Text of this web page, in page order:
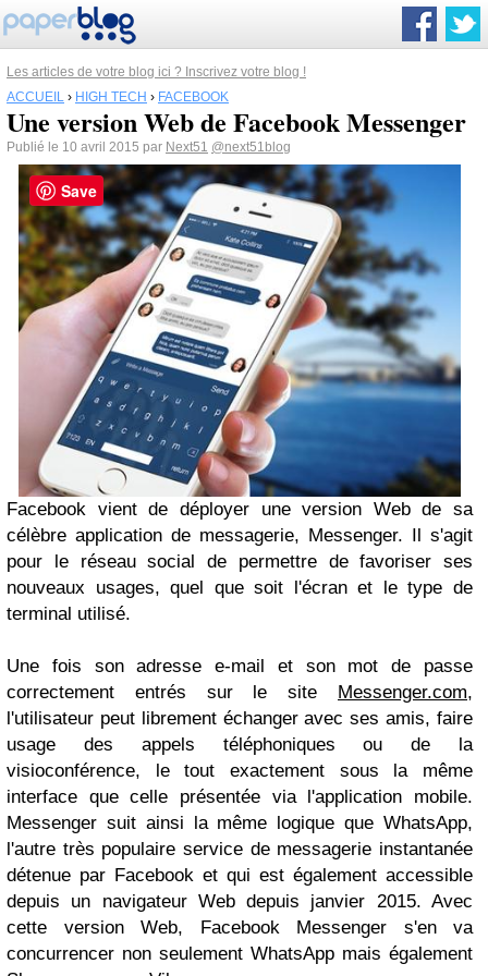
Les articles de votre blog ici ? Inscrivez votre blog !
ACCUEIL › HIGH TECH › FACEBOOK
Une version Web de Facebook Messenger
Publié le 10 avril 2015 par Next51 @next51blog
Facebook vient de déployer une version Web de sa
célèbre application de messagerie, Messenger. Il s'agit
pour le réseau social de permettre de favoriser ses
nouveaux usages, quel que soit l'écran et le type de
terminal utilisé.
Une fois son adresse e-mail et son mot de passe
correctement entrés sur le site Messenger.com,
l'utilisateur peut librement échanger avec ses amis, faire
usage des appels téléphoniques ou de la
visioconférence, le tout exactement sous la même
interface que celle présentée via l'application mobile.
Messenger suit ainsi la même logique que WhatsApp,
l'autre très populaire service de messagerie instantanée
détenue par Facebook et qui est également accessible
depuis un navigateur Web depuis janvier 2015. Avec
cette version Web, Facebook Messenger s'en va
concurrencer non seulement WhatsApp mais également
Save